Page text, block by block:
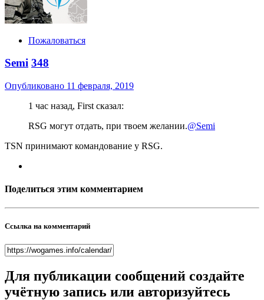
Пожаловаться
Semi 348
Опубликовано 11 февраля, 2019
1 час назад, First сказал:
RSG могут отдать, при твоем желании.@Semi
TSN принимают командование у RSG.
Поделиться этим комментарием
Ссылка на комментарий
Для публикации сообщений создайте
учётную запись или авторизуйтесь